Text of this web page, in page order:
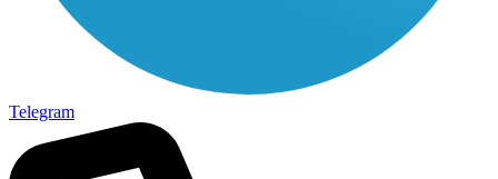
Telegram